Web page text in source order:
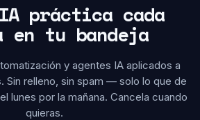
práctica cada
en tu bandeja
y agentes IA aplicados a
Sin relleno, sin spam — solo lo que de
lunes por la mañana. Cancela cuando
quieras.